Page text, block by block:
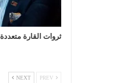
ثروات القارة متعددة
NEXT